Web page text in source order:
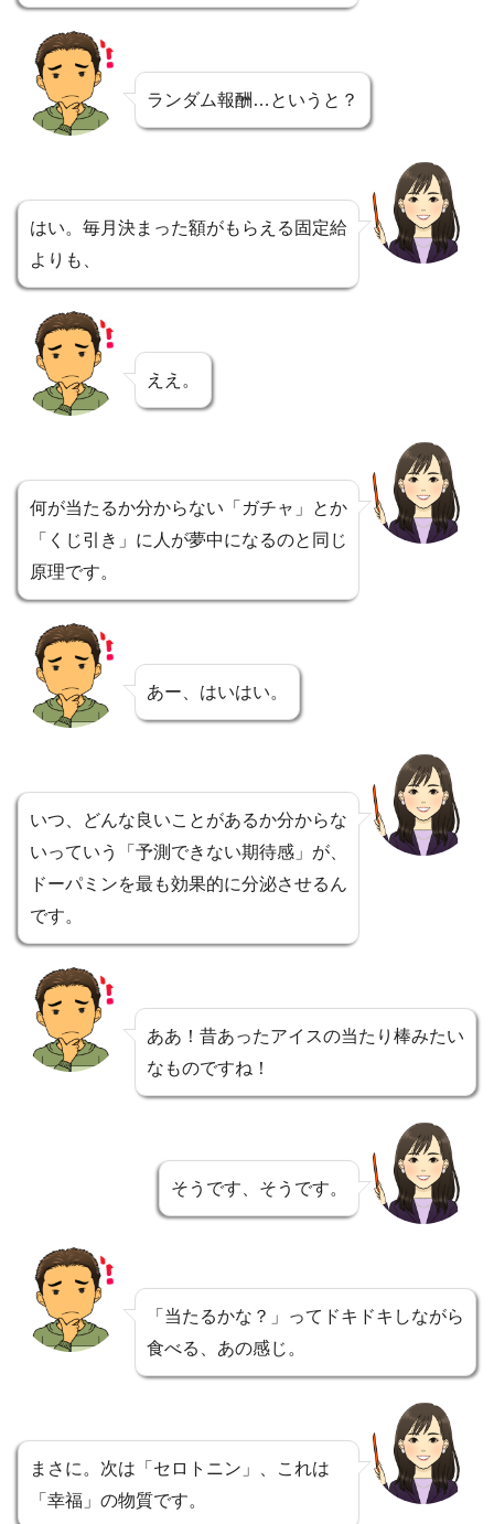
ランダム報酬…というと？
はい。毎月決まった額がもらえる固定給
よりも、
ええ。
何が当たるか分からない「ガチャ」とか
「くじ引き」に人が夢中になるのと同じ
原理です。
あー、はいはい。
いつ、どんな良いことがあるか分からな
いっていう「予測できない期待感」が、
ドーパミンを最も効果的に分泌させるん
です。
ああ！昔あったアイスの当たり棒みたい
なものですね！
そうです、そうです。
「当たるかな？」ってドキドキしながら
食べる、あの感じ。
まさに。次は「セロトニン」、これは
「幸福」の物質です。